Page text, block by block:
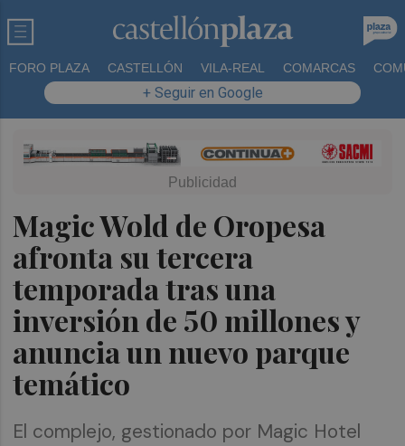
FORO PLAZA CASTELLÓN VILA-REAL COMARCAS
+ Seguir en Google
Magic Wold de Oropesa
afronta su tercera
temporada tras una
inversión de 50 millones y
anuncia un nuevo parque
temático
El complejo, gestionado por Magic Hotel